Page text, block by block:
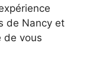
de Nancy et
de vous